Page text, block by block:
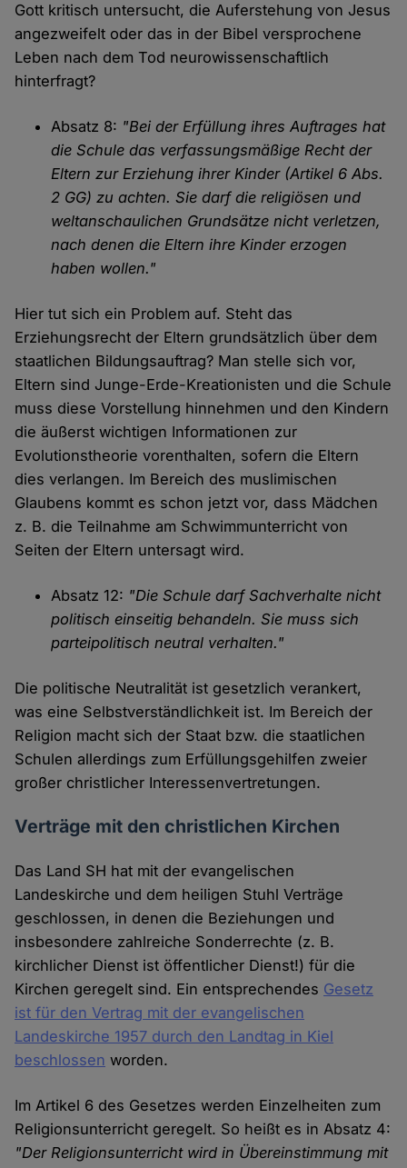
Gott kritisch untersucht, die Auferstehung von Jesus
angezweifelt oder das in der Bibel versprochene
Leben nach dem Tod neurowissenschaftlich
hinterfragt?
Absatz 8: "Bei der Erfüllung ihres Auftrages hat
die Schule das verfassungsmäßige Recht der
Eltern zur Erziehung ihrer Kinder (Artikel 6 Abs.
2 GG) zu achten. Sie darf die religiösen und
weltanschaulichen Grundsätze nicht verletzen,
nach denen die Eltern ihre Kinder erzogen
haben wollen."
Hier tut sich ein Problem auf. Steht das
Erziehungsrecht der Eltern grundsätzlich über dem
staatlichen Bildungsauftrag? Man stelle sich vor,
Eltern sind Junge-Erde-Kreationisten und die Schule
muss diese Vorstellung hinnehmen und den Kindern
die äußerst wichtigen Informationen zur
Evolutionstheorie vorenthalten, sofern die Eltern
dies verlangen. Im Bereich des muslimischen
Glaubens kommt es schon jetzt vor, dass Mädchen
z. B. die Teilnahme am Schwimmunterricht von
Seiten der Eltern untersagt wird.
Absatz 12: "Die Schule darf Sachverhalte nicht
politisch einseitig behandeln. Sie muss sich
parteipolitisch neutral verhalten."
Die politische Neutralität ist gesetzlich verankert,
was eine Selbstverständlichkeit ist. Im Bereich der
Religion macht sich der Staat bzw. die staatlichen
Schulen allerdings zum Erfüllungsgehilfen zweier
großer christlicher Interessenvertretungen.
Verträge mit den christlichen Kirchen
Das Land SH hat mit der evangelischen
Landeskirche und dem heiligen Stuhl Verträge
geschlossen, in denen die Beziehungen und
insbesondere zahlreiche Sonderrechte (z. B.
kirchlicher Dienst ist öffentlicher Dienst!) für die
Kirchen geregelt sind. Ein entsprechendes Gesetz
ist für den Vertrag mit der evangelischen
Landeskirche 1957 durch den Landtag in Kiel
beschlossen worden.
Im Artikel 6 des Gesetzes werden Einzelheiten zum
Religionsunterricht geregelt. So heißt es in Absatz 4:
"Der Religionsunterricht wird in Übereinstimmung mit